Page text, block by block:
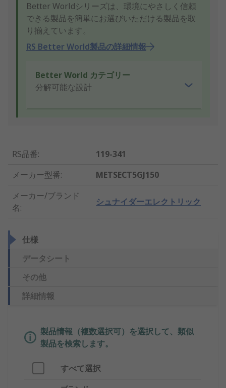
Better Worldシリーズは、環境にやさしく信頼
できる製品を簡単にお選びいただける製品を取
り揃えています。
RS Better World製品の詳細情報
Better World カテゴリー
分解可能な設計
RS品番:
119-341
メーカー型番:
METSECT5GJ150
メーカー/ブランド
名:
シュナイダーエレクトリック
仕様
データシート
その他
詳細情報
製品情報（複数選択可）を選択して、類似
製品を検索します。
すべて選択